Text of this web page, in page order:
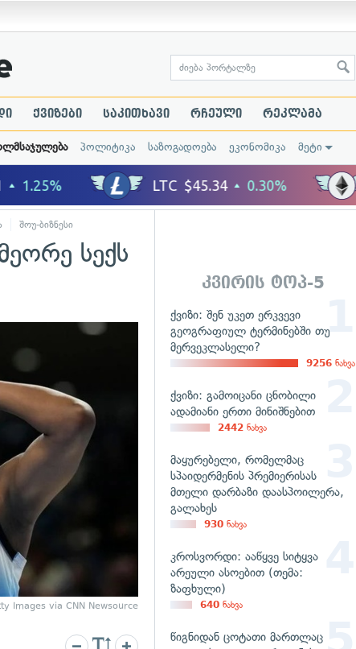
ქვიზები საკითხავი რჩეული რეკლამა
პოლიტიკა საზოგადოება ეკონომიკა მეტი
შოუ-ბიზნესი
სექს
Images via CNN Newsource
კვირის ტოპ-5
ქვიზი: შენ უკეთ ერკვევი
გეოგრაფიულ ტერმინებში თუ
მერვეკლასელი?
9256 ნახვა
ქვიზი: გამოიცანი ცნობილი
ადამიანი ერთი მინიშნებით
2442 ნახვა
მაყურებელი, რომელმაც
სპაიდერმენის პრემიერისას
მთელი დარბაზი დაასპოილერა,
გალახეს
930 ნახვა
კროსვორდი: ააწყვე სიტყვა
არეული ასოებით (თემა:
ზაფხული)
640 ნახვა
წიგნიდან ცოტათი მართლაც